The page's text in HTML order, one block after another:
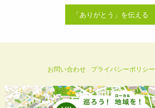
「ありがとう」を伝える
プライバシーポリシー
お問い合わせ